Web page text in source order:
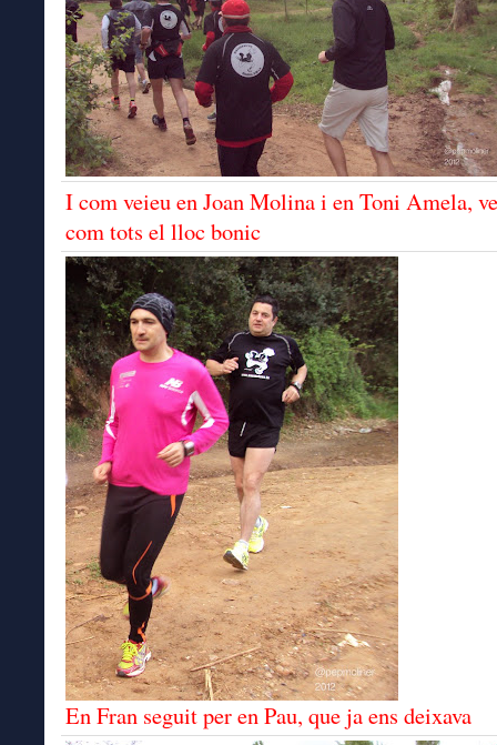
I com veieu en Joan Molina i en Toni Amela,
com tots el lloc bonic
En Fran seguit per en Pau, que ja ens deixava